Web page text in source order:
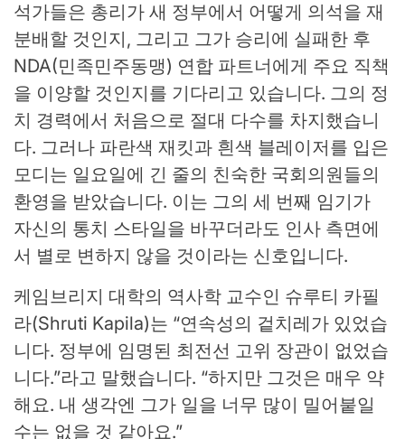
석가들은 총리가 새 정부에서 어떻게 의석을 재
분배할 것인지, 그리고 그가 승리에 실패한 후
NDA(민족민주동맹) 연합 파트너에게 주요 직책
을 이양할 것인지를 기다리고 있습니다. 그의 정
치 경력에서 처음으로 절대 다수를 차지했습니
다. 그러나 파란색 재킷과 흰색 블레이저를 입은
모디는 일요일에 긴 줄의 친숙한 국회의원들의
환영을 받았습니다. 이는 그의 세 번째 임기가
자신의 통치 스타일을 바꾸더라도 인사 측면에
서 별로 변하지 않을 것이라는 신호입니다.
케임브리지 대학의 역사학 교수인 슈루티 카필
라(Shruti Kapila)는 “연속성의 겉치레가 있었습
니다. 정부에 임명된 최전선 고위 장관이 없었습
니다.”라고 말했습니다. “하지만 그것은 매우 약
해요. 내 생각엔 그가 일을 너무 많이 밀어붙일
수는 없을 것 같아요.”